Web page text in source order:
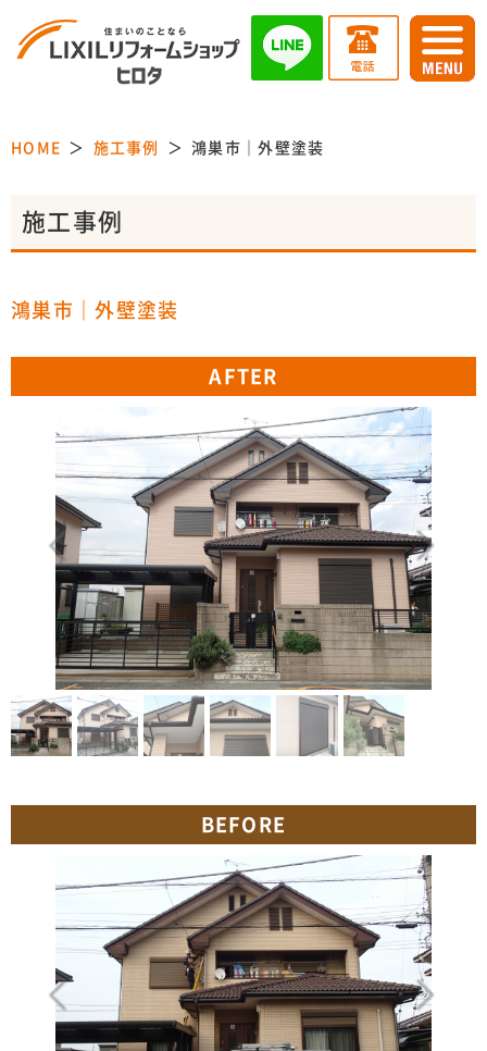
HOME 施工事例 鴻巣市｜外壁塗装
施工事例
鴻巣市｜外壁塗装
AFTER
BEFORE